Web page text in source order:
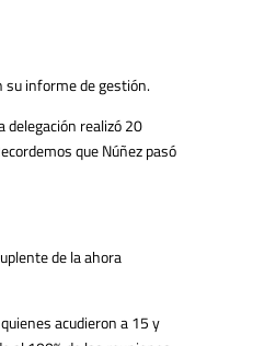
su informe de gestión.
delegación realizó 20
que Núñez pasó
de la ahora
acudieron a 15 y